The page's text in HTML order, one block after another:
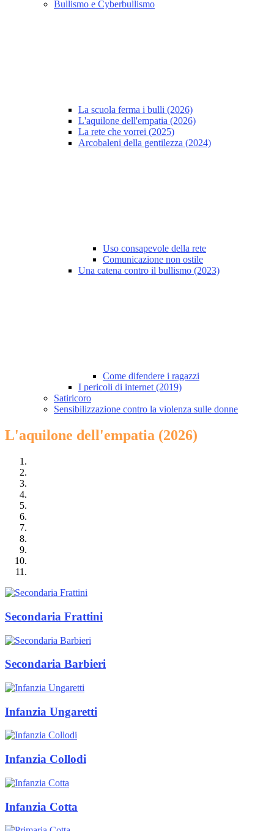
Bullismo e Cyberbullismo
La scuola ferma i bulli (2026)
L'aquilone dell'empatia (2026)
La rete che vorrei (2025)
Arcobaleni della gentilezza (2024)
Uso consapevole della rete
Comunicazione non ostile
Una catena contro il bullismo (2023)
Come difendere i ragazzi
I pericoli di internet (2019)
Satiricoro
Sensibilizzazione contro la violenza sulle donne
L'aquilone dell'empatia (2026)
Secondaria Frattini
Secondaria Barbieri
Infanzia Ungaretti
Infanzia Collodi
Infanzia Cotta